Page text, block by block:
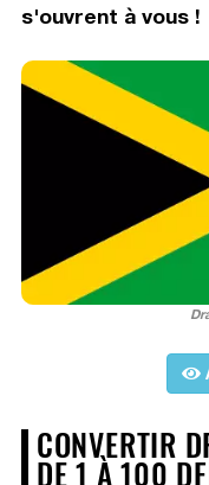
s'ouvrent à vous !
CONVERTIR
DE 1 À 100